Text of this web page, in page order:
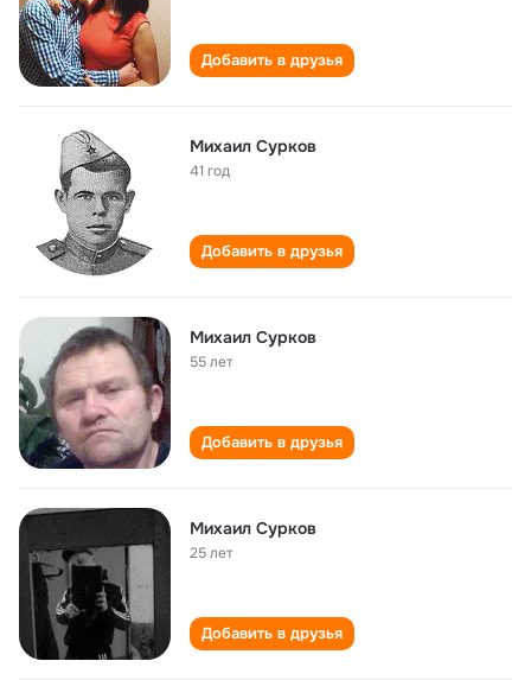
Добавить в друзья
Михаил Сурков
41 год
Добавить в друзья
Михаил Сурков
55 лет
Добавить в друзья
Михаил Сурков
25 лет
Добавить в друзья